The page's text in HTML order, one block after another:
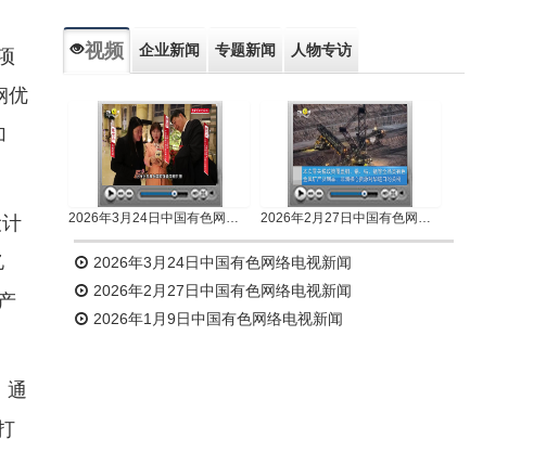
优
通
视频 企业新闻 专题新闻 人物专访
2026年3月24日中国有色网络电视新闻 2026年2月27日中国有色网络电视新闻
2026年3月24日中国有色网络电视新闻
2026年2月27日中国有色网络电视新闻
2026年1月9日中国有色网络电视新闻